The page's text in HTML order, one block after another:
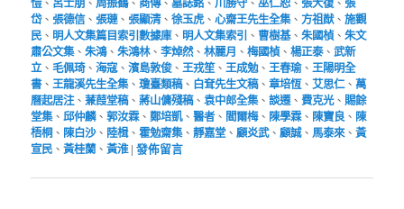
岱、張德信、張璉、張顯清、徐玉虎、心齋王先生全集、方祖猷、施觀
民 、 明人文集篇目索引數據庫、 明人文集索引 、曹樹基、朱國楨、朱文
肅公文集、朱鴻、朱鴻林、李焯然、林麗月 、梅國楨、楊正泰、武新
立、毛佩琦、海寇、濱島敦俊、王戎笙、王成勉、王春瑜、王陽明全
書、王龍溪先生全集、瓊臺類稿、 白耷先生文稿、章培恆、艾思仁、萬
曆起居注、蒹葭堂稿、蔣山傭殘稿、袁中郎全集、談遷、費克光、賜餘
堂集、邱仲麟、郭汝霖、鄭培凱、醫者、 閻爾梅、 陳學霖、 陳寶良、 陳
梧桐 、 陳白沙、 陸楫、霍勉齋集、靜嘉堂 、顧炎武、顧誠、馬泰來、黃
宣民 、黃桂蘭、黃淮 |發佈留言